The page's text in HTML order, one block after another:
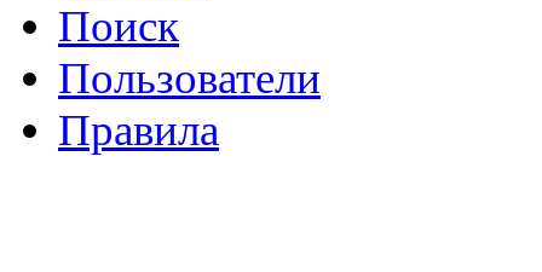
Поиск
Пользователи
Правила